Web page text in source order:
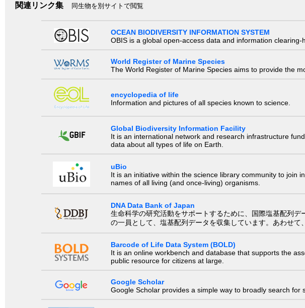
関連リンク集 同生物を別サイトで閲覧
OCEAN BIODIVERSITY INFORMATION SYSTEM
OBIS is a global open-access data and information
World Register of Marine Species
The World Register of Marine Species aims to provide the
encyclopedia of life
Information and pictures of all species known to science.
Global Biodiversity Information Facility
It is an international network and research infrastructure
data about all types of life on Earth.
uBio
It is an initiative within the science library community to join
names of all living (and once-living) organisms.
DNA Data Bank of Japan
生命科学の研究活動をサポートするために、国際塩基配列
の一員として、塩基配列データを収集しています。あわせ
Barcode of Life Data System (BOLD)
It is an online workbench and database that supports the
public resource for citizens at large.
Google Scholar
Google Scholar provides a simple way to broadly search for